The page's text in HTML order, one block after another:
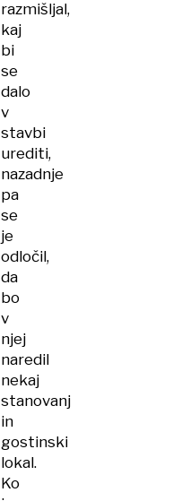
razmišljal,
kaj
bi
se
dalo
v
stavbi
urediti,
nazadnje
pa
se
je
odločil,
da
bo
v
njej
naredil
nekaj
stanovanj
in
gostinski
lokal.
Ko